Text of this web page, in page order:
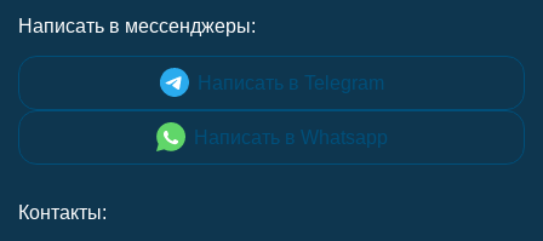
Написать в мессенджеры:
Написать в Telegram
Написать в Whatsapp
Контакты: